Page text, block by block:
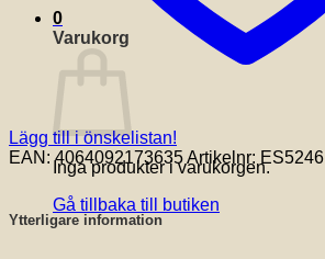
0
Varukorg
Inga produkter i varukorgen.
Gå tillbaka till butiken
Lägg till i önskelistan!
EAN:4064092173635Artikelnr: ES5246
Ytterligare information